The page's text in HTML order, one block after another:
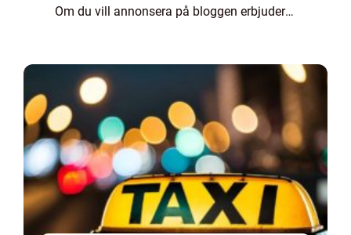
Om du vill annonsera på bloggen erbjuder
redaktionen så...